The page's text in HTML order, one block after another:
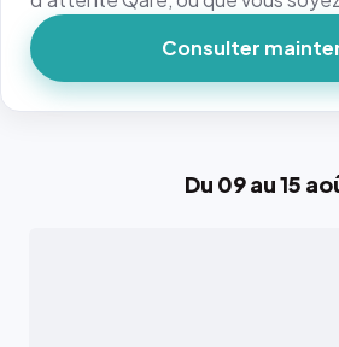
Du 09 au 15
Consulter